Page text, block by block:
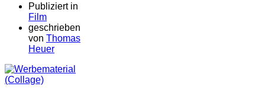
Publiziert in
Film
geschrieben
von Thomas
Heuer